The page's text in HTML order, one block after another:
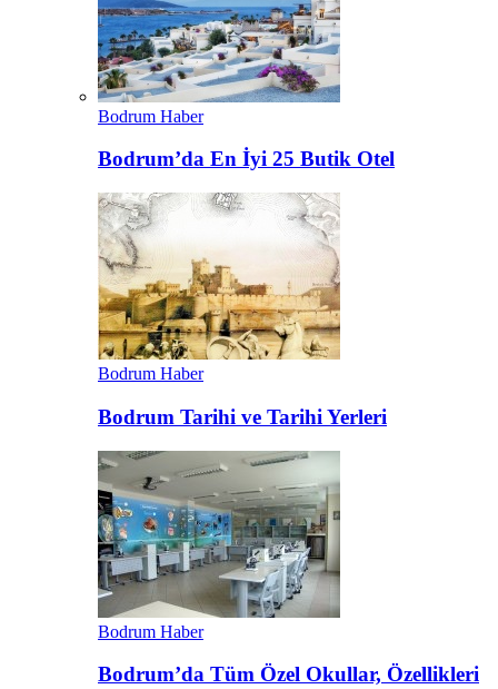
Bodrum Haber
Bodrum’da En İyi 25 Butik Otel
Bodrum Haber
Bodrum Tarihi ve Tarihi Yerleri
Bodrum Haber
Bodrum’da Tüm Özel Okullar, Özellikleri